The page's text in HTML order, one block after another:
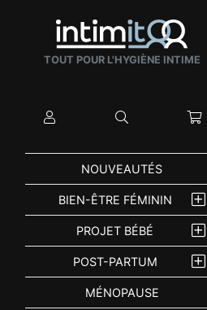
TOUT POUR L'HYGIÈNE INTIME
Mon compte Rechercher
NOUVEAUTÉS
BIEN-ÊTRE FÉMININ
PROJET BÉBÉ
POST-PARTUM
MÉNOPAUSE